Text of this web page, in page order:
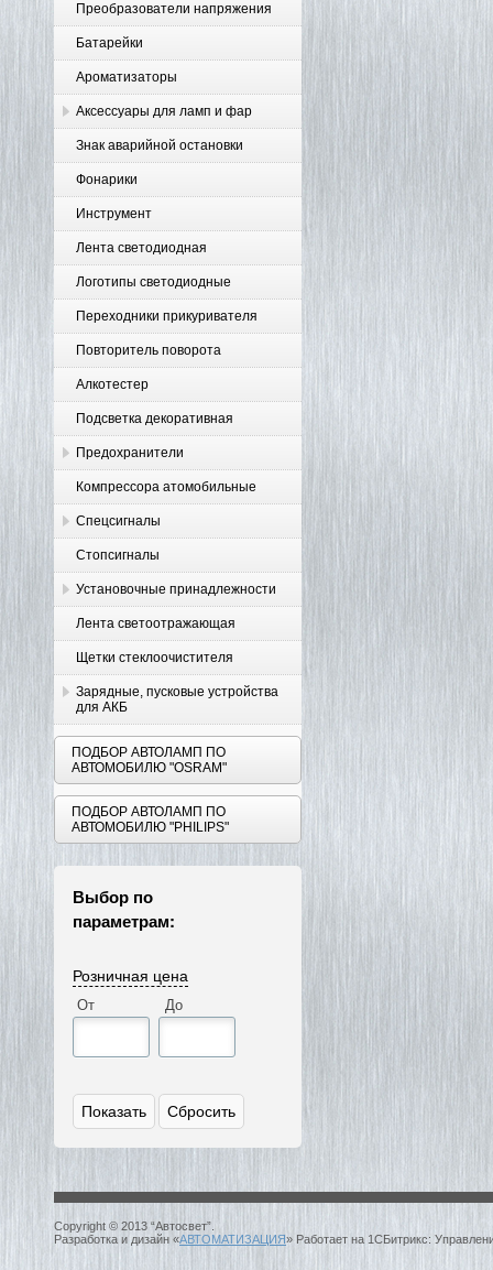
Преобразователи напряжения
Батарейки
Ароматизаторы
Аксессуары для ламп и фар
Знак аварийной остановки
Фонарики
Инструмент
Лента светодиодная
Логотипы светодиодные
Переходники прикуривателя
Повторитель поворота
Алкотестер
Подсветка декоративная
Предохранители
Компрессора атомобильные
Спецсигналы
Стопсигналы
Установочные принадлежности
Лента светоотражающая
Щетки стеклоочистителя
Зарядные, пусковые устройства
для АКБ
ПОДБОР АВТОЛАМП ПО
АВТОМОБИЛЮ "OSRAM"
ПОДБОР АВТОЛАМП ПО
АВТОМОБИЛЮ "PHILIPS"
Выбор по
параметрам:
Розничная цена
От До
Copyright © 2013 “Автосвет”.
Разработка и дизайн «АВТОМАТИЗАЦИЯ» Работает на 1СБитрикс: